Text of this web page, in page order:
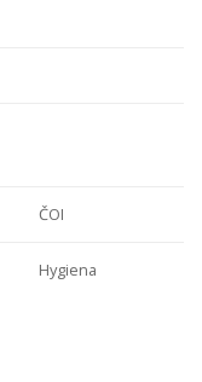
ČOI
Hygiena